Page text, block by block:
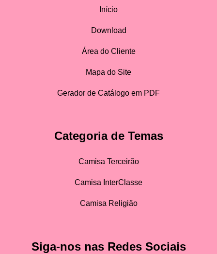
Início
Download
Área do Cliente
Mapa do Site
Gerador de Catálogo em PDF
Categoria de Temas
Camisa Terceirão
Camisa InterClasse
Camisa Religião
Siga-nos nas Redes Sociais